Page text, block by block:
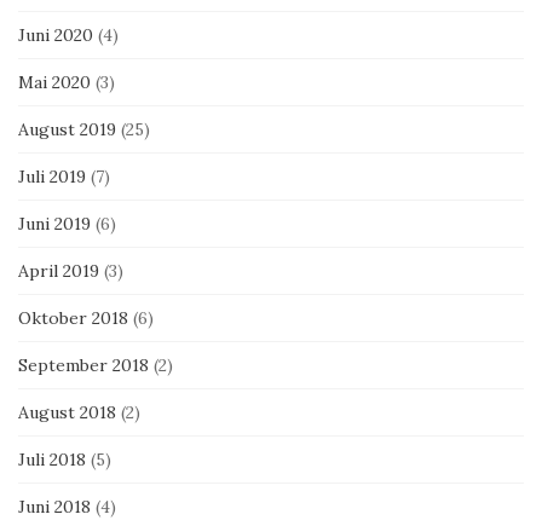
Juni 2020 (4)
Mai 2020 (3)
August 2019 (25)
Juli 2019 (7)
Juni 2019 (6)
April 2019 (3)
Oktober 2018 (6)
September 2018 (2)
August 2018 (2)
Juli 2018 (5)
Juni 2018 (4)